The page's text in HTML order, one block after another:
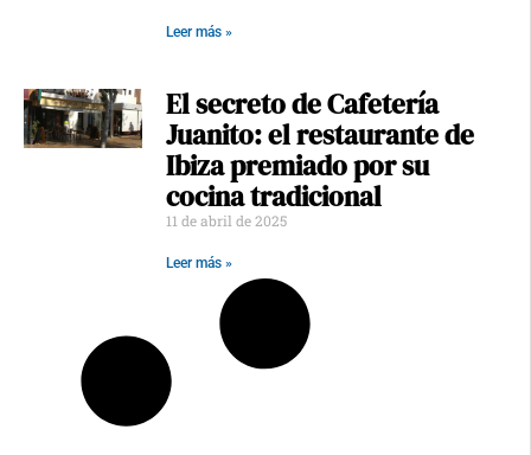
Leer más »
El secreto de Cafetería
Juanito: el restaurante de
Ibiza premiado por su
cocina tradicional
11 de abril de 2025
Leer más »